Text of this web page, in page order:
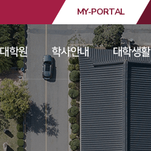
MY-PORTAL
학원 학사안내 대학생활